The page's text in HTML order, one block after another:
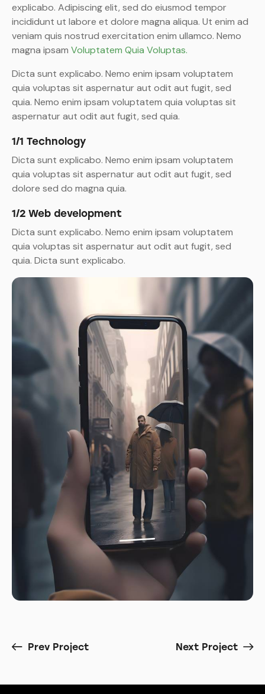
explicabo. Adipiscing elit, sed do eiusmod tempor
incididunt ut labore et dolore magna aliqua. Ut enim ad
veniam quis nostrud exercitation enim ullamco. Nemo
magna ipsam Voluptatem Quia Voluptas.
Dicta sunt explicabo. Nemo enim ipsam voluptatem
quia voluptas sit aspernatur aut odit aut fugit, sed
quia. Nemo enim ipsam voluptatem quia voluptas sit
aspernatur aut odit aut fugit, sed quia.
1/1 Technology
Dicta sunt explicabo. Nemo enim ipsam voluptatem
quia voluptas sit aspernatur aut odit aut fugit, sed
dolore sed do magna quia.
1/2 Web development
Dicta sunt explicabo. Nemo enim ipsam voluptatem
quia voluptas sit aspernatur aut odit aut fugit, sed
quia. Dicta sunt explicabo.
Prev Project Next Project